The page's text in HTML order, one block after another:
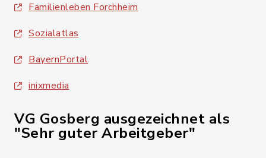
Familienleben Forchheim
Sozialatlas
BayernPortal
inixmedia
VG Gosberg ausgezeichnet als
"Sehr guter Arbeitgeber"